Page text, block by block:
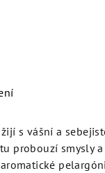
s vášní a
probouzí smysly